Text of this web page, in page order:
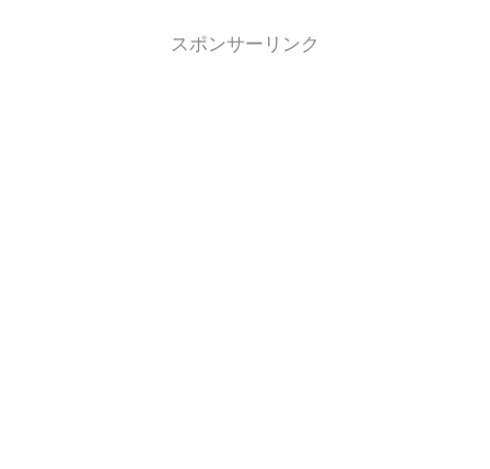
スポンサーリンク